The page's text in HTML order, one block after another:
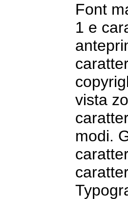
Font
1 e
vista
modi.